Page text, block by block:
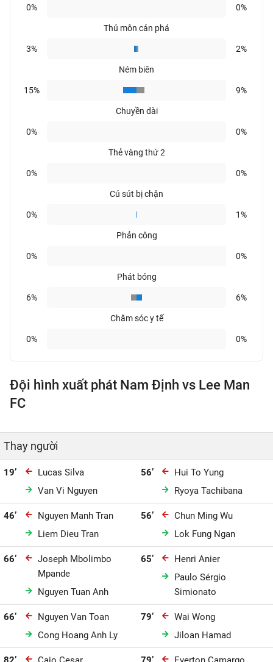
0% 0%
Thủ môn cản phá
3% 2%
Ném biên
15% 9%
Chuyền dài
0% 0%
Thẻ vàng thứ 2
0% 0%
Cú sút bị chặn
0% 1%
Phản công
0% 0%
Phát bóng
6% 6%
Chăm sóc y tế
0% 0%
Đội hình xuất phát Nam Định vs Lee Man
FC
Thay người
19’
Lucas Silva
Van Vi Nguyen
56’
Hui To Yung
Ryoya Tachibana
46’
Nguyen Manh Tran
Liem Dieu Tran
56’
Chun Ming Wu
Lok Fung Ngan
66’
Joseph Mbolimbo
Mpande
Nguyen Tuan Anh
65’
Henri Anier
Paulo Sérgio
Simionato
66’
Nguyen Van Toan
Cong Hoang Anh Ly
79’
Wai Wong
Jiloan Hamad